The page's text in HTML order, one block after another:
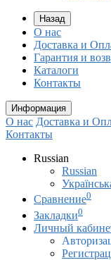
Назад
О нас
Доставка и
Гарантия и
Каталоги
Контакты
Информация
О нас Доставка и
Контакты
Russian
Russian
Сравнение0
Закладки0
Личный